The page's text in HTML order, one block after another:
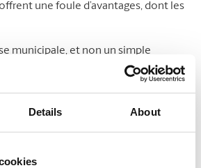
Details About
une foule d’avantages, dont les
municipale, et non un simple
livrés par toutes les entreprises de
à votre boîte postale en tout temps,